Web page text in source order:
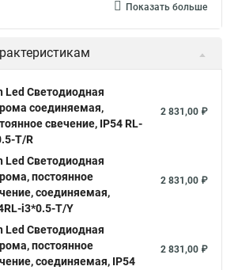
Показать больше
Led Светодиодная
соединяемая,
свечение, IP54 RL-
T/R
2 831,00 ₽
Led Светодиодная
постоянное
соединяемая,
i3*0.5-T/Y
2 831,00 ₽
Led Светодиодная
постоянное
соединяемая, IP54
2 831,00 ₽